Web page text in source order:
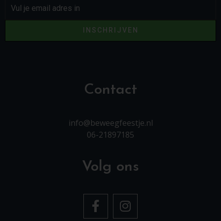
INSCHRIJVEN
Contact
info@beweegfeestje.nl
06-21897185
Volg ons